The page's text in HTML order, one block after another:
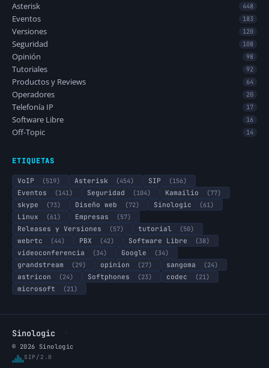
Asterisk 448
Eventos 183
Versiones 120
Seguridad 108
Opinión 98
Tutoriales 92
Productos y Reviews 64
Operadores 20
Telefonía IP 17
Software Libre 16
Off-Topic 14
ETIQUETAS
VoIP (519) Asterisk (454) SIP
(156)
Eventos
(141) Seguridad (104) Kamailio
(77)
skype
(73) Diseño web (72) Sinologic
(61)
Linux
(61) Empresas
(57)
Releases y Versiones
(57) tutorial
(50)
webrtc
(44) PBX (42) Software Libre
(38)
videoconferencia
(34) Google
(34)
grandstream
(29) opinion (27) sangoma
(24)
astricon
(24) Softphones (23) codec
(21)
microsoft
(21)
Sinologic ·
© 2026 Sinologic
SIP/2.0